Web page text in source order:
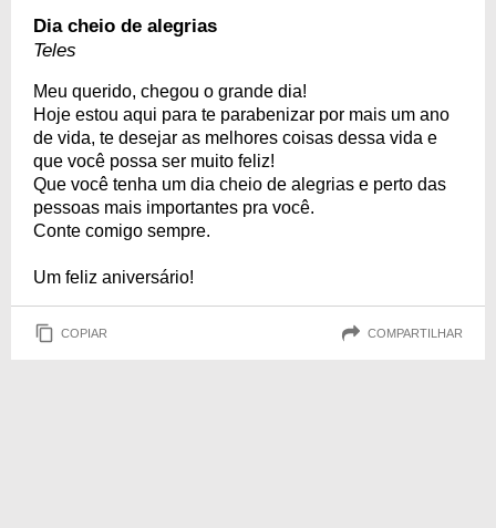
Dia cheio de alegrias
Teles
Meu querido, chegou o grande dia!
Hoje estou aqui para te parabenizar por mais um ano
de vida, te desejar as melhores coisas dessa vida e
que você possa ser muito feliz!
Que você tenha um dia cheio de alegrias e perto das
pessoas mais importantes pra você.
Conte comigo sempre.
Um feliz aniversário!
COPIAR COMPARTILHAR